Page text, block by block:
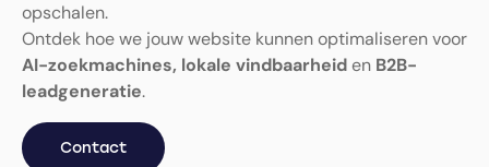
opschalen.
Ontdek hoe we jouw website kunnen optimaliseren voor
AI-zoekmachines, lokale vindbaarheiden B2B-
leadgeneratie.
Contact